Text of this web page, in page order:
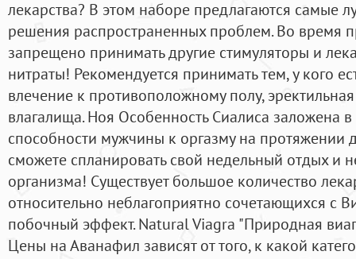
лекарства? В этом наборе предлагаются самые
решения распространенных проблем. Во время
запрещено принимать другие стимуляторы и
нитраты! Рекомендуется принимать тем, у кого
влечение к противоположному полу,
влагалища. Ноя Особенность Сиалиса заложена
способности мужчины к оргазму на протяжении
сможете спланировать свой недельный отдых и
организма! Существует большое количество
относительно неблагоприятно сочетающихся с
побочный эффект. Natural Viagra "Природная
Цены на Аванафил зависят от того, к какой